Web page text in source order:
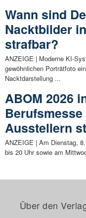
Wann sind
Nacktbilder
strafbar?
ANZEIGE | Moderne KI-
gewöhnlichen Porträtfoto
Nacktdarstellung ...
ABOM 2026
Ausstellern
ANZEIGE | Am Dienstag,
bis 20 Uhr sowie am
Über den